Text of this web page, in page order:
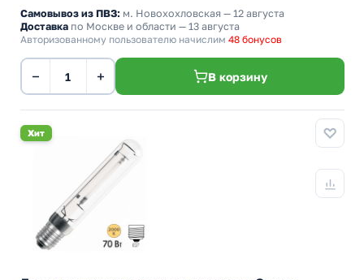
Самовывоз из ПВЗ: м. Новохохловская — 12 августа
Доставка по Москве и области — 13 августа
Авторизованному пользователю начислим 48 бонусов
− + В корзину
Хит